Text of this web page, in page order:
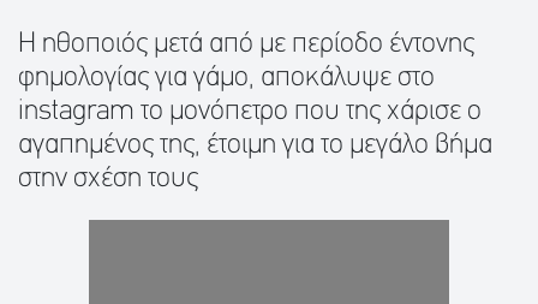
Η ηθοποιός μετά από με περίοδο έντονης
φημολογίας για γάμο, αποκάλυψε στο
instagram το μονόπετρο που της χάρισε ο
αγαπημένος της, έτοιμη για το μεγάλο βήμα
στην σχέση τους